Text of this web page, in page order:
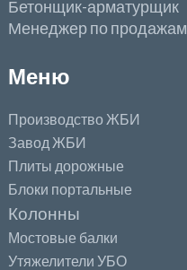
Бетонщик-арматурщик
Менеджер по продажам
Меню
Производство ЖБИ
Завод ЖБИ
Плиты дорожные
Блоки портальные
Колонны
Мостовые балки
Утяжелители УБО